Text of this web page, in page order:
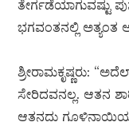
ತೇರ್ಗಡೆಯಾಗುವಷ್ಟು
ಭಗವಂತನಲ್ಲಿ ಅತ್ಯಂತ
ಶ್ರೀರಾಮಕೃಷ್ಣರು:
ಸೇರಿದವನಲ್ಲ. ಆತನ
ಆತನದು